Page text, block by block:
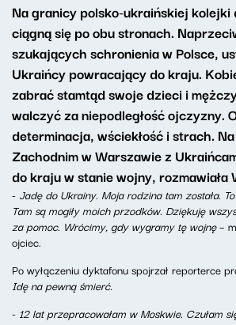
Na granicy polsko-ukraińskiej
ciągną się po obu stronach.
szukających schronienia w Polsce,
Ukraińcy powracający do kraju.
zabrać stamtąd swoje dzieci i
walczyć za niepodległość ojczyzny.
determinacja, wściekłość i strach.
Zachodnim w Warszawie z
do kraju w stanie wojny, rozmawiała
- Jadę do Ukrainy. Moja rodzina tam została.
Tam są mogiły moich przodków. Dziękuję
za pomoc. Wrócimy, gdy wygramy tę wojnę–
ojciec.
Po wyłączeniu dyktafonu spojrzał reporterce
Idę na pewną śmierć.
- 12 lat przepracowałam w Moskwie. Czułam